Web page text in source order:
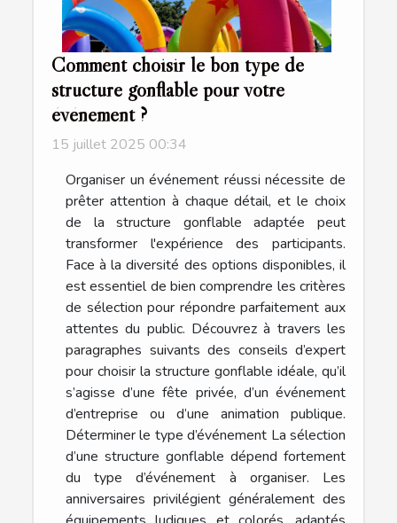
Comment choisir le bon type de
structure gonflable pour votre
événement ?
15 juillet 2025 00:34
Organiser un événement réussi nécessite de
prêter attention à chaque détail, et le choix
de la structure gonflable adaptée peut
transformer l'expérience des participants.
Face à la diversité des options disponibles, il
est essentiel de bien comprendre les critères
de sélection pour répondre parfaitement aux
attentes du public. Découvrez à travers les
paragraphes suivants des conseils d’expert
pour choisir la structure gonflable idéale, qu’il
s’agisse d’une fête privée, d’un événement
d’entreprise ou d’une animation publique.
Déterminer le type d’événement La sélection
d’une structure gonflable dépend fortement
du type d’événement à organiser. Les
anniversaires privilégient généralement des